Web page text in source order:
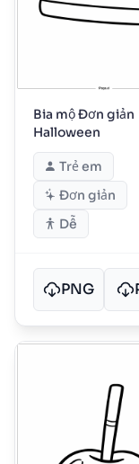
Bia mộ Đơn giản
Halloween
Trẻ em
Đơn giản
Dễ
PNG